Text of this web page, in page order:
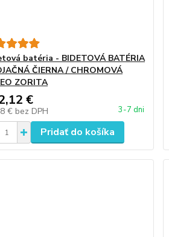
batéria - BIDETOVÁ BATÉRIA
ČIERNA / CHROMOVÁ
ZORITA
€
€ bez DPH 3-7 dni
Pridať do košíka